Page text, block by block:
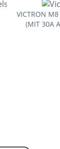
VICTRON M8
(MIT 30A